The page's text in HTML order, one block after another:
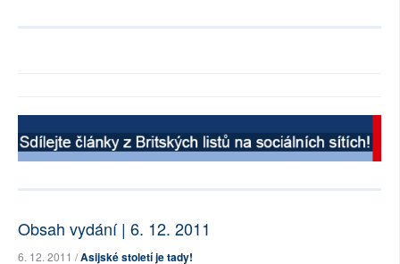
Obsah vydání | 6. 12. 2011
6. 12. 2011 /Asijské století je tady!